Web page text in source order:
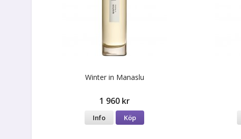
Winter in Manaslu
1 960 kr
Info Köp